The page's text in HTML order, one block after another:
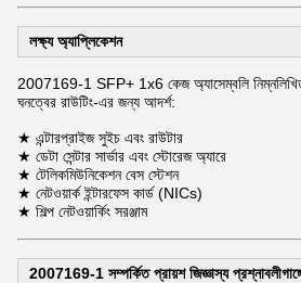
লক্ষ্য অ্যাপ্লিকেশন
2007169-1 SFP+ 1x6 কেজ অ্যাসেম্বলি
ঘনত্বের রাউটিং-এর জন্য আদর্শ:
★ এন্টারপ্রাইজ সুইচ এবং রাউটার
★ ডেটা সেন্টার সার্ভার এবং স্টোরেজ অ্যারে
★ টেলিকমিউনিকেশন বেস স্টেশন
★ নেটওয়ার্ক ইন্টারফেস কার্ড (NICs)
★ শিল্প নেটওয়ার্কিং সরঞ্জাম
2007169-1 সম্পর্কিত প্রায়শ জিজ্ঞাস্য প্রশ্নাবলী